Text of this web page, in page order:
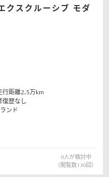
クスクルーシブ モダ
行距離2.5万km
復歴なし
ンド
0人が検討中
（閲覧数130回）